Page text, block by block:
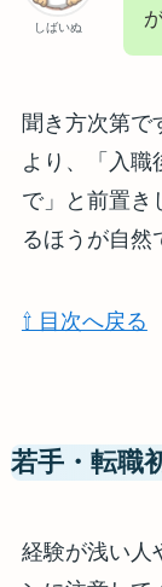
しばいぬ
聞き方次第で
より、「入職
で」と前置き
るほうが自然
⇧ 目次へ戻る
若手・転職
経験が浅い人